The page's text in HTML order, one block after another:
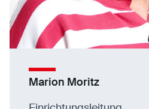
Marion Moritz